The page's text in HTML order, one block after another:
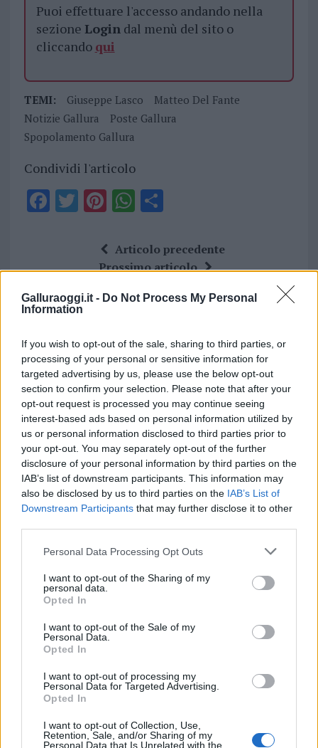
Galluraoggi.it - Do Not Process My Personal
Information
If you wish to opt-out of the sale, sharing to third parties, or
processing of your personal or sensitive information for
targeted advertising by us, please use the below opt-out
section to confirm your selection. Please note that after your
opt-out request is processed you may continue seeing
interest-based ads based on personal information utilized by
us or personal information disclosed to third parties prior to
your opt-out. You may separately opt-out of the further
disclosure of your personal information by third parties on the
IAB’s list of downstream participants. This information may
also be disclosed by us to third parties on the IAB’s List of
Downstream Participants that may further disclose it to other
Please note that this website/app uses one or more Google
not limited to your visit or usage behaviour. You may click to
grant or deny consent to Google and its third-party tags to
use your data for below specified purposes in below Google
consent section.
Personal Data Processing Opt Outs
I want to opt-out of the Sharing of my
personal data.
Opted In
I want to opt-out of the Sale of my
Personal Data.
Opted In
I want to opt-out of processing my
Personal Data for Targeted Advertising.
Opted In
I want to opt-out of Collection, Use,
Retention, Sale, and/or Sharing of my
Personal Data that Is Unrelated with the
Puoi effettuare l'accesso andando nella
sezione Logindal menù del sito o
cliccando qui
TEMI: Giuseppe Lasco
Matteo Del Fante
Notizie Gallura
Poste Gallura
Spopolamento Gallura
Condividi l'articolo
F
b
o
o
k
T
te
r
Pi
te
re
st
W
at
s
A
p
S
a
re
Articolo precedente
Prossimo articolo
Gallura, finti clienti svuotano le suite: furto da
50mila nel resort
Meteo Olbia 7 agosto, sole e caldo tornano
protagonisti
Test tunnel Olbia: rampe chiuse ancora fino a
fine agosto
Aggius conquista la classifica delle mete più
provvisorio a La Maddalena
Allarme truffe a Berchidda, falsi incaricati
bussano alle porte
Notre-Dame de Paris conquista Olbia, la prima